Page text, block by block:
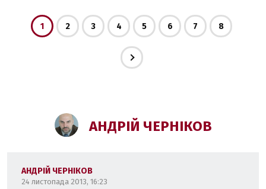
1 2 3 4 5 6 7 8
АНДРІЙ ЧЕРНІКОВ
АНДРІЙ ЧЕРНІКОВ
24 листопада 2013, 16:23